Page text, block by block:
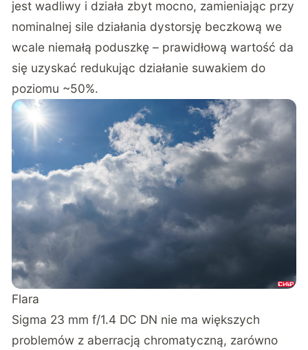
jest wadliwy i działa zbyt mocno, zamieniając przy
nominalnej sile działania dystorsję beczkową we
wcale niemałą poduszkę – prawidłową wartość da
się uzyskać redukując działanie suwakiem do
poziomu ~50%.
Flara
Sigma 23 mm f/1.4 DC DN nie ma większych
problemów z aberracją chromatyczną, zarówno